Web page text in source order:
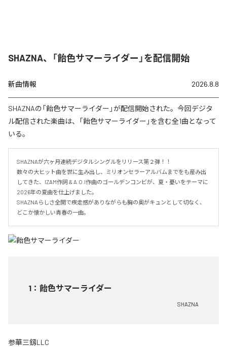
SHAZNA、「飴色サマーライダー」を配信開始
新曲情報 2026.8.8
SHAZNAの「飴色サマーライダー」が配信開始された。今回デジタ
ル配信された楽曲は、「飴色サマーライダー」を含む全1曲となって
いる。
SHAZNAが六ヶ月連続デジタルシングルをリリース第２弾！！
数々の大ヒット曲を世に生み出し、ミリオンセラーアルバムまでをも産み出
してきた、IZAM作詞 & A.O.I作曲のゴールデンコンビが、夏・憂いをテーマに
2026年の夏曲を仕上げました。
SHAZNAらしさ全開で疾走感がありながらも胸の奥がキュンとして切なく、
どこか懐かしい青春の一曲。
1 ： 飴色サマーライダー
SHAZNA
参華三釼LLC